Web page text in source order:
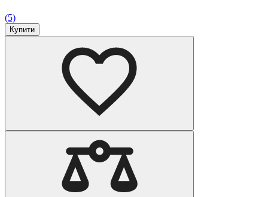
(5)
Купити